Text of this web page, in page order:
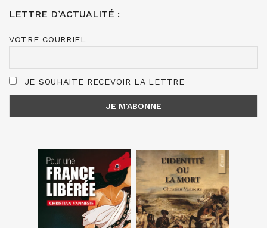
LETTRE D’ACTUALITÉ :
VOTRE COURRIEL
JE SOUHAITE RECEVOIR LA LETTRE